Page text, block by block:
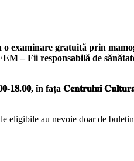
o examinare gratuită prin
– Fii responsabilă de
în fața 𝐂𝐞𝐧𝐭𝐫𝐮𝐥𝐮𝐢
eligibile au nevoie doar de